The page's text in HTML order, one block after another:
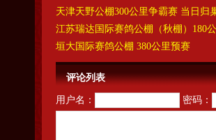
天津天野公棚300公里争霸赛 当日归
江苏瑞达国际赛鸽公棚（秋棚）180
垣大国际赛鸽公棚 380公里预赛
评论列表
用户名： 密码：